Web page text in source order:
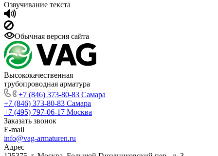
Озвучивание текста
Обычная версия сайта
Высококачественная
трубопроводная арматура
+7 (846) 373-80-83 Самара
+7 (846) 373-80-83 Самара
+7 (495) 797-06-17 Москва
Заказать звонок
E-mail
info@vag-armaturen.ru
Адрес